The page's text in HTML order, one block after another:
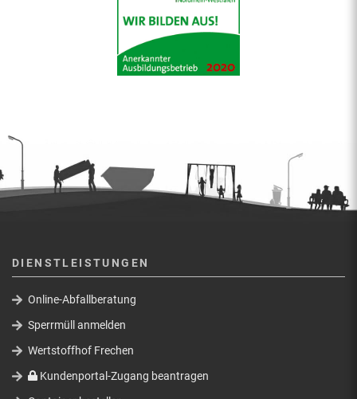
DIENSTLEISTUNGEN
Online-Abfallberatung
Sperrmüll anmelden
Wertstoffhof Frechen
Kundenportal-Zugang beantragen